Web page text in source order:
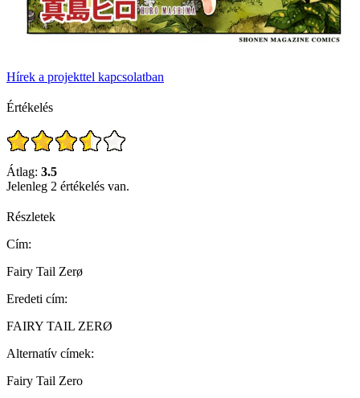
Hírek a projekttel kapcsolatban
Értékelés
Átlag: 3.5
Jelenleg 2 értékelés van.
Részletek
Cím:
Fairy Tail Zerø
Eredeti cím:
FAIRY TAIL ZERØ
Alternatív címek:
Fairy Tail Zero